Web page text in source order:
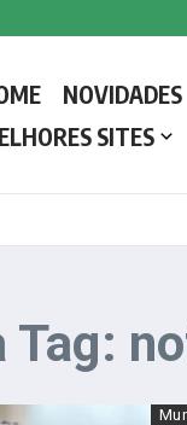
Primeiro Americano a
do Brasil
em Espanhol
Papa: Regras,
NOVIDADES
SITES
Tag: